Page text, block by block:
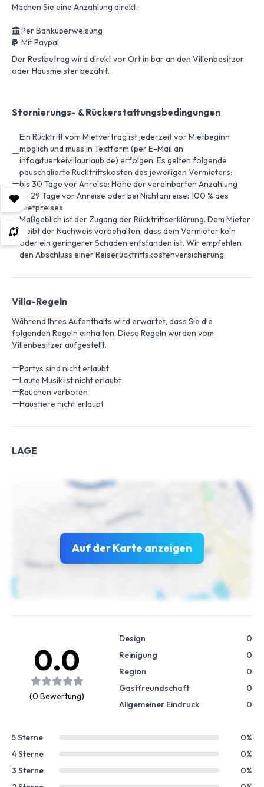
Machen Sie eine Anzahlung direkt:
Per Banküberweisung
Mit Paypal
Der Restbetrag wird direkt vor Ort in bar an den Villenbesitzer
oder Hausmeister bezahlt.
Stornierungs- & Rückerstattungsbedingungen
Ein Rücktritt vom Mietvertrag ist jederzeit vor Mietbeginn
möglich und muss in Textform (per E-Mail an
info@tuerkeivillaurlaub.de) erfolgen. Es gelten folgende
pauschalierte Rücktrittskosten des jeweiligen Vermieters:
bis 30 Tage vor Anreise: Höhe der vereinbarten Anzahlung
ab 29 Tage vor Anreise oder bei Nichtanreise: 100 % des
Mietpreises
Maßgeblich ist der Zugang der Rücktrittserklärung. Dem Mieter
bleibt der Nachweis vorbehalten, dass dem Vermieter kein
oder ein geringerer Schaden entstanden ist. Wir empfehlen
den Abschluss einer Reiserücktrittskostenversicherung.
Villa-Regeln
Während Ihres Aufenthalts wird erwartet, dass Sie die
folgenden Regeln einhalten. Diese Regeln wurden vom
Villenbesitzer aufgestellt.
Partys sind nicht erlaubt
Laute Musik ist nicht erlaubt
Rauchen verboten
Haustiere nicht erlaubt
LAGE
Auf der Karte anzeigen
0.0
(0 Bewertung)
Design
0
Reinigung
0
Region
0
Gastfreundschaft
0
Allgemeiner Eindruck
0
5 Sterne
0%
4 Sterne
0%
3 Sterne
0%